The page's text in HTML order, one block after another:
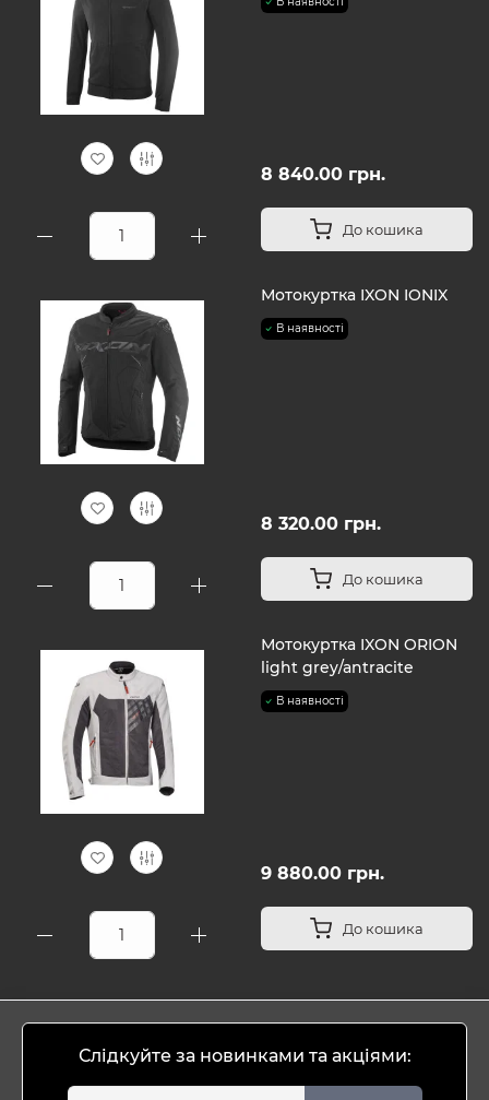
8 840.00 грн.
До кошика
Мотокуртка IXON IONIX
В наявності
8 320.00 грн.
До кошика
Мотокуртка IXON ORION
light grey/antracite
В наявності
9 880.00 грн.
До кошика
Слідкуйте за новинками та акціями: